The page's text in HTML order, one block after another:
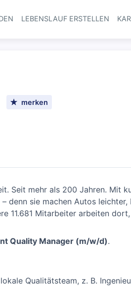
LEBENSLAUF ERSTELLEN
merken
Seit mehr als 200 Jahren. Mit
denn sie machen Autos
11.681 Mitarbeiter arbeiten
Quality Manager (m/w/d).
Qualitätsteam, z. B.